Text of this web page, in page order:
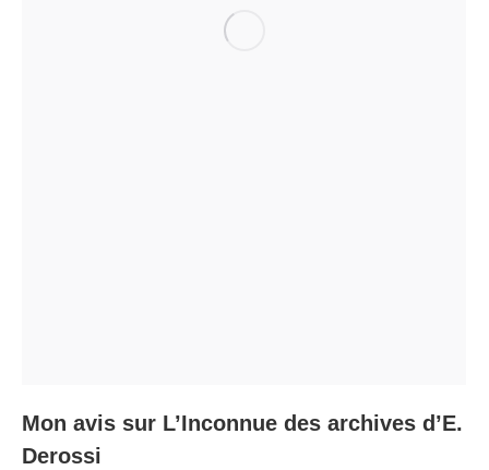
Mon avis sur L’Inconnue des archives d’E.
Derossi